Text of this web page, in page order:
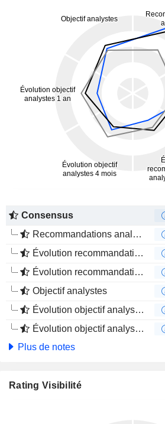
Consensus
Recommandations analystes
Évolution recommandations analystes 1 an
Évolution recommandations analystes 4 mois
Objectif analystes
Évolution objectif analystes 1 an
Évolution objectif analystes 4 mois
Plus de notes
Rating Visibilité